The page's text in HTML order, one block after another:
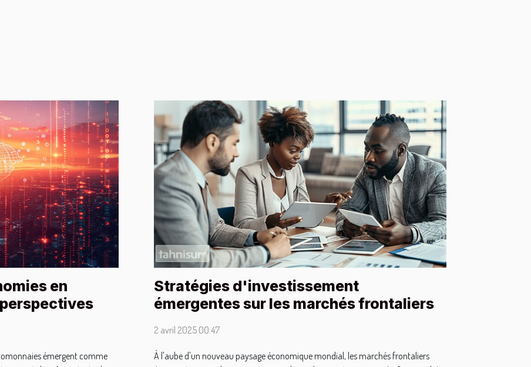
en
émergent comme
Stratégies d'investissement
émergentes sur les marchés frontaliers
2 avril 2025 00:47
À l'aube d'un nouveau paysage économique mondial, les marchés frontaliers